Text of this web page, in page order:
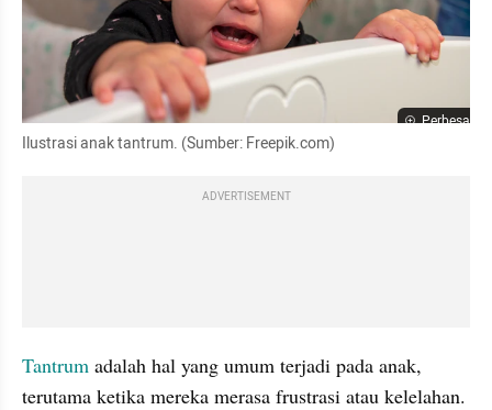
Perbesar
Ilustrasi anak tantrum. (Sumber: Freepik.com)
ADVERTISEMENT
Tantrum adalah hal yang umum terjadi pada anak,
terutama ketika mereka merasa frustrasi atau kelelahan.